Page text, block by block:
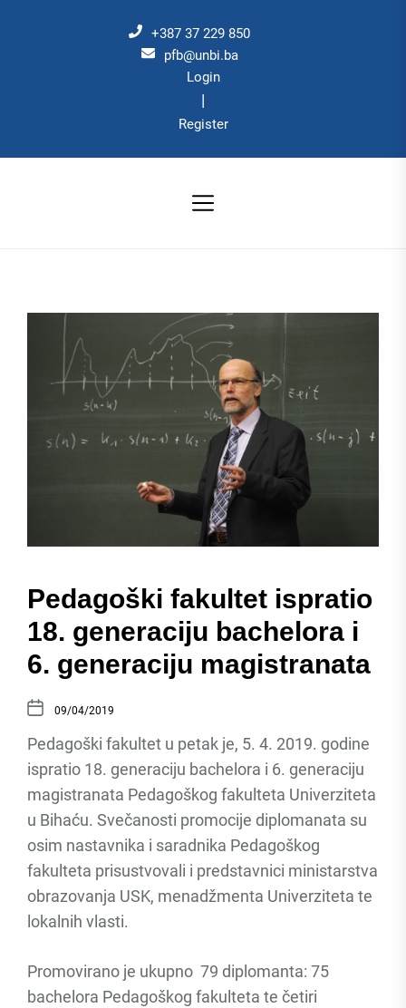
+387 37 229 850
pfb@unbi.ba
Login
|
Register
Pedagoški fakultet ispratio
18. generaciju bachelora i
6. generaciju magistranata
09/04/2019
Pedagoški fakultet u petak je, 5. 4. 2019. godine
ispratio 18. generaciju bachelora i 6. generaciju
magistranata Pedagoškog fakulteta Univerziteta
u Bihaću. Svečanosti promocije diplomanata su
osim nastavnika i saradnika Pedagoškog
fakulteta prisustvovali i predstavnici ministarstva
obrazovanja USK, menadžmenta Univerziteta te
lokalnih vlasti.
Promovirano je ukupno 79 diplomanta: 75
bachelora Pedagoškog fakulteta te četiri